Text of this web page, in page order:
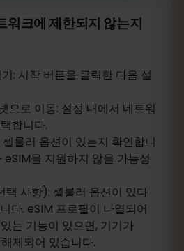
워크에 제한되지 않는지
: 시작 버튼을 클릭한 다음 설
으로 이동: 설정 내에서 네트워
합니다.
룰러 옵션이 있는지 확인합니
eSIM을 지원하지 않을 가능성
택 사항): 셀룰러 옵션이 있다
다. eSIM 프로필이 나열되어
는 기능이 있으면, 기기가
제되어 있습니다.